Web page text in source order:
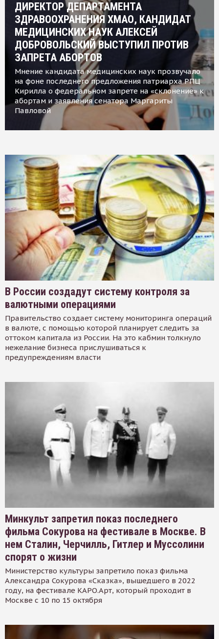
ДИРЕКТОР ДЕПАРТАМЕНТА
ЗДРАВООХРАНЕНИЯ ХМАО, КАНДИДАТ
МЕДИЦИНСКИХ НАУК АЛЕКСЕЙ
ДОБРОВОЛЬСКИЙ ВЫСТУПИЛ ПРОТИВ
ЗАПРЕТА АБОРТОВ
Мнение кандидата медицинских наук прозвучало
на фоне последнего предложения патриарха РПЦ
Кирилла о федеральном запрете на «склонение» к
абортам и заявления сенатора Маргариты
Павловой
В России создадут систему контроля за
валютными операциями
Правительство создает систему мониторинга операций
в валюте, с помощью которой планирует следить за
оттоком капитала из России. На это кабмин толкнуло
нежелание бизнеса прислушиваться к
предупреждениям власти
Минкульт запретил показ последнего
фильма Сокурова на фестивале в Москве. В
нем Сталин, Черчилль, Гитлер и Муссолини
спорят о жизни
Министерство культуры запретило показ фильма
Александра Сокурова «Сказка», вышедшего в 2022
году, на фестивале КАРО.Арт, который проходит в
Москве с 10 по 15 октября